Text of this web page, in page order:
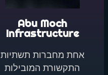
Abu Moch
Infrastructure
אחת מחברות תשתיות
התקשורת המובילות